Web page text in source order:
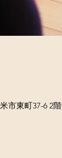
市東町37-6 2階